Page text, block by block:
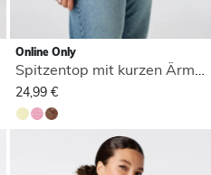
Online Only
Spitzentop mit kurzen Ärmeln
24,99 €